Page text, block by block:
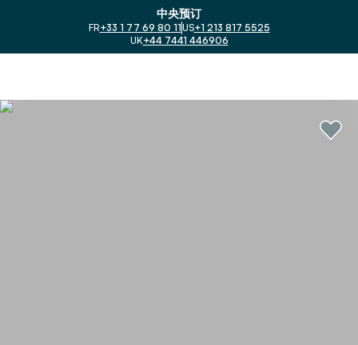
中央预订
FR+33 1 77 69 80 11US+1 213 817 5525
UK+44 7441 446906